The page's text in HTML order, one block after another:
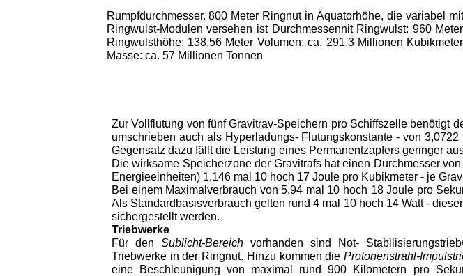
Rumpfdurchmesser. 800 Meter Ringnut in Äquatorhöhe, die variabel mit
Ringwulst-Modulen versehen ist Durchmessennit Ringwulst: 960 Meter
Ringwulsthöhe: 138,56 Meter Volumen: ca. 291,3 Millionen Kubikmeter
Masse: ca. 57 Millionen Tonnen
Zur Vollflutung von fünf Gravitrav-Speichern pro Schiffszelle benötigt
umschrieben auch als Hyperladungs- Flutungskonstante - von
Gegensatz dazu fällt die Leistung eines Permanentzapfers geringer
Die wirksame Speicherzone der Gravitrafs hat einen Durchmesser
Energieeinheiten) 1,146 mal 10 hoch 17 Joule pro Kubikmeter - je
Bei einem Maximalverbrauch von 5,94 mal 10 hoch 18 Joule pro
Als Standardbasisverbrauch gelten rund 4 mal 10 hoch 14 Watt -
sichergestellt werden.
Triebwerke
Für den Sublicht-Bereich vorhanden sind Not-
Triebwerke in der Ringnut. Hinzu kommen die Protonenstrahl-
eine Beschleunigung von maximal rund 900 Kilometern pro